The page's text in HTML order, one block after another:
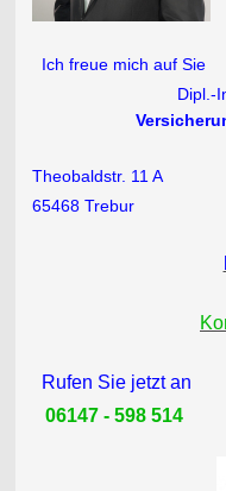
Ich freue mich auf Sie
Dipl.-
Theobaldstr. 11 A
65468 Trebur
Rufen Sie jetzt an
06147 - 598 514